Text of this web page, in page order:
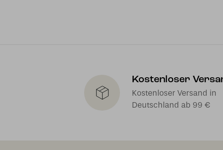
Kostenloser
Kostenloser Versand in
Deutschland ab 99 €